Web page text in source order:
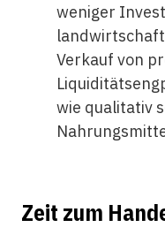
weniger
Verkauf von
wie qualitativ
Zeit zum